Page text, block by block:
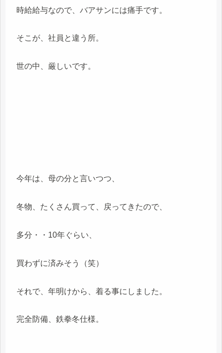
時給給与なので、バアサンには痛手です。
そこが、社員と違う所。
世の中、厳しいです。
今年は、母の分と言いつつ、
冬物、たくさん買って、戻ってきたので、
多分・・10年ぐらい、
買わずに済みそう（笑）
それで、年明けから、着る事にしました。
完全防備、鉄拳冬仕様。